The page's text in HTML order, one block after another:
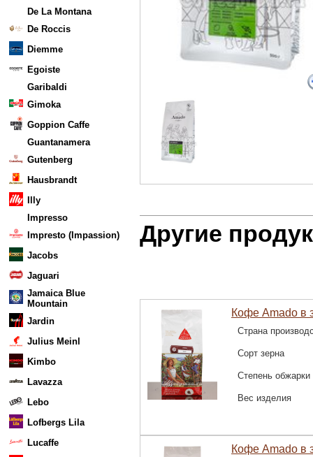
De La Montana
De Roccis
Diemme
Egoiste
Garibaldi
Gimoka
Goppion Caffe
Guantanamera
Gutenberg
Hausbrandt
Illy
Impresso
Impresto (Impassion)
Jacobs
Jaguari
Jamaica Blue
Mountain
Jardin
Julius Meinl
Kimbo
Lavazza
Lebo
Lofbergs Lila
Lucaffe
Другие
Кофе Amado в
Страна
Сорт зерна
Степень обжарки
Вес изделия
Кофе Amado в